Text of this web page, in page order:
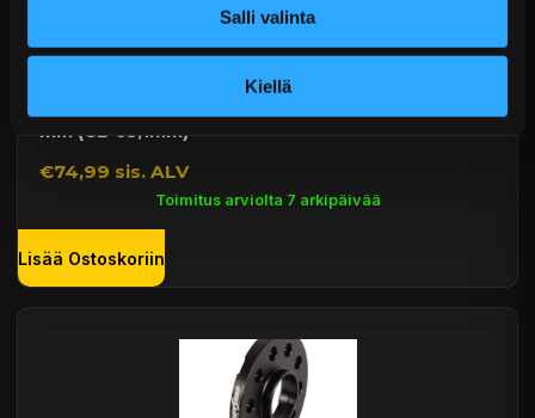
Salli valinta
Kiellä
4x108 & 5x108 Hubcentric "Slip On" spacerit - 15
mm (CB 65,1mm)
€74,99 sis. ALV
Toimitus arviolta 7 arkipäivää
Lisää Ostoskoriin